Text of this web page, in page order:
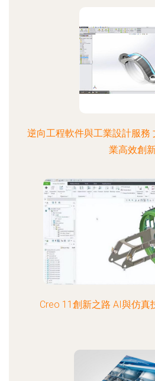
逆向工程軟件與工業設計服務
業高效創
Creo 11創新之路 AI與仿真